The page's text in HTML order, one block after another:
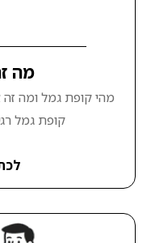
מה
מהי קופת גמל ומה
קופת גמל